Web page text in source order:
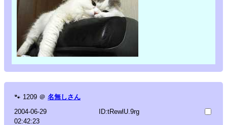
🐾 1209 ＠ 名無しさん
2004-06-29
02:42:23
ID:tRewlU.9rg